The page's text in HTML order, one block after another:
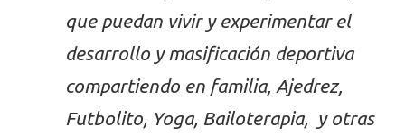
que puedan vivir y experimentar el
desarrollo y masificación deportiva
compartiendo en familia, Ajedrez,
Futbolito, Yoga, Bailoterapia, y otras